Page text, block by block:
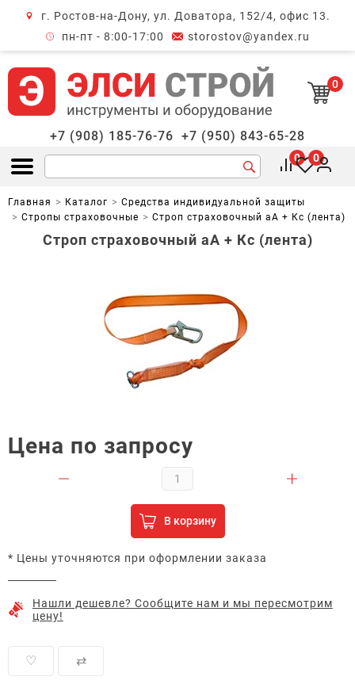
г. Ростов-на-Дону, ул. Доватора, 152/4, офис 13.
пн-пт - 8:00-17:00
storostov@yandex.ru
0
+7 (908) 185-76-76 +7 (950) 843-65-28
Открыть меню
0 0
Главная Каталог
Средства индивидуальной защиты
Стропы страховочные
Строп страховочный аА + Кс (лента)
Строп страховочный аА + Кс (лента)
Цена по запросу
В корзину
* Цены уточняются при оформлении заказа
Нашли дешевле? Сообщите нам и мы пересмотрим
цену!
♡ ⇄